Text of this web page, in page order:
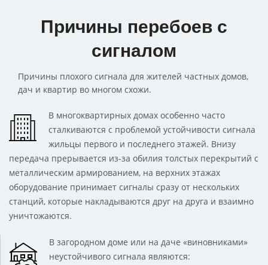
Причины перебоев с
сигналом
Причины плохого сигнала для жителей частных домов,
дач и квартир во многом схожи.
В многоквартирных домах особенно часто
сталкиваются с проблемой устойчивости сигнала
жильцы первого и последнего этажей. Внизу
передача прерывается из-за обилия толстых перекрытий с
металлическим армированием, на верхних этажах
оборудование принимает сигналы сразу от нескольких
станций, которые накладываются друг на друга и взаимно
уничтожаются.
В загородном доме или на даче «виновниками»
неустойчивого сигнала являются: